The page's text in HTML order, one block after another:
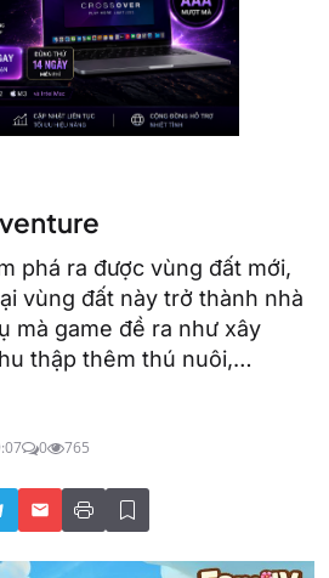
phá ra được vùng đất mới,
vùng đất này trở thành nhà
mà game đề ra như xây
thập thêm thú nuôi,…
0 765